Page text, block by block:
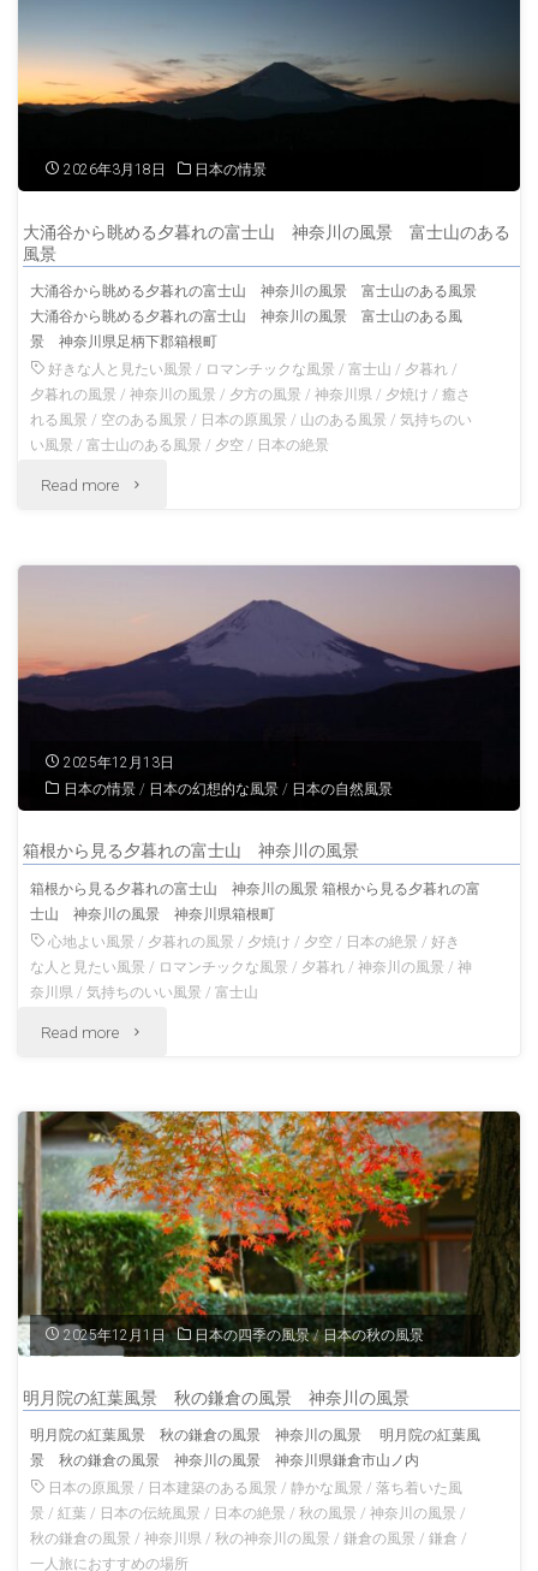
の
と
江
の
島
大
ガ
の
神
の
風
景"
2026年3月18日 日本の情景
大涌谷から眺める夕暮れの富士山 神奈川の風景 富士山のある
風景
大涌谷から眺める夕暮れの富士山 神奈川の風景 富士山のある風景
大涌谷から眺める夕暮れの富士山 神奈川の風景 富士山のある風
景 神奈川県足柄下郡箱根町
好きな人と見たい風景 / ロマンチックな風景 /富士山 / 夕暮れ /
夕暮れの風景 /神奈川の風景 / 夕方の風景 /神奈川県 / 夕焼け /癒さ
れる風景 / 空のある風景 / 日本の原風景 / 山のある風景 /気持ちのい
い風景 /富士山のある風景 / 夕空 / 日本の絶景
Read more "大
め
夕
暮
れ
士
山
神
奈
川
の
風
景
富
士
2025年12月13日
日本の情景 / 日本の幻想的な風景 / 日本の自然風景
箱根から見る夕暮れの富士山 神奈川の風景
箱根から見る夕暮れの富士山 神奈川の風景 箱根から見る夕暮れの富
士山 神奈川の風景 神奈川県箱根町
心地よい風景 / 夕暮れの風景 / 夕焼け / 夕空 / 日本の絶景 /好き
な人と見たい風景 / ロマンチックな風景 / 夕暮れ /神奈川の風景 /神
奈川県 /気持ちのいい風景 /富士山
Read more "箱
か
ら
見
る
夕
れ
の
富
士
2025年12月1日 日本の四季の風景 / 日本の秋の風景
明月院の紅葉風景 秋の鎌倉の風景 神奈川の風景
明月院の紅葉風景 秋の鎌倉の風景 神奈川の風景 明月院の紅葉風
景 秋の鎌倉の風景 神奈川の風景 神奈川県鎌倉市山ノ内
日本の原風景 / 日本建築のある風景 / 静かな風景 /落ち着いた風
景 /紅葉 / 日本の伝統風景 / 日本の絶景 /秋の風景 /神奈川の風景 /
秋の鎌倉の風景 /神奈川県 /秋の神奈川の風景 /鎌倉の風景 /鎌倉 /
一人旅におすすめの場所